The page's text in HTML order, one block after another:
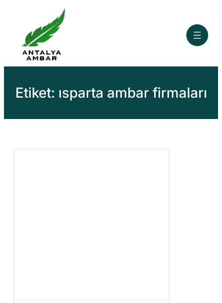
Etiket: ısparta ambar firmaları